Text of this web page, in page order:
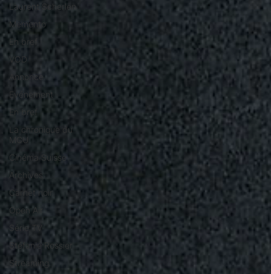
Laurent Scherlen
Memento
En bref
VOD
Annonce
Evénement
En bref
La chronique du
MCU
Cinéma Suisse
Archives
Carnet noir
Open Air
Série TV
Stéfanie Rossier
Streaming